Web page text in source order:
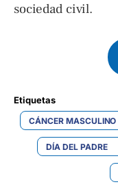
sociedad civil.
Etiquetas
CÁNCER MASCULINO
DÍA DEL PADRE